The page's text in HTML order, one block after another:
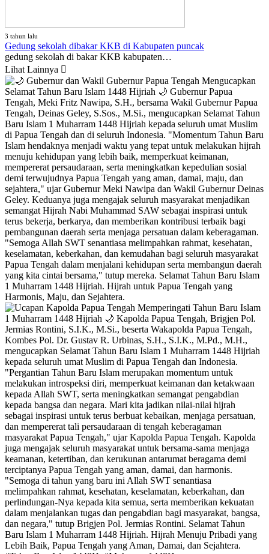
3 tahun lalu
Gedung sekolah dibakar KKB di Kabupaten puncak
gedung sekolah di bakar KKB kabupaten…
Lihat Lainnya